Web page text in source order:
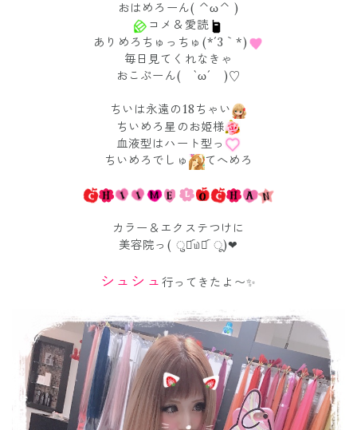
おはめろーん( ^ω^ )
コメ＆愛読
ありめろちゅっちゅ(*´3｀*)
毎日見てくれなきゃ
おこぷーん( `ω´ )♡
ちいは永遠の18ちゃい
ちいめろ星のお姫様
血液型はハート型っ
ちいめろでしゅ
てへめろ
カラー＆エクステつけに
美容院っ( ु⚈᷁௰⚈᷁ ू)❤
シュシュ 行ってきたよ〜✨